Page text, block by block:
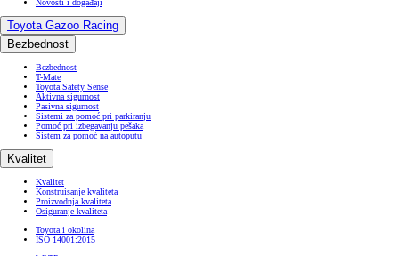
Novosti i događaji
Toyota Gazoo Racing
Bezbednost
Bezbednost
T-Mate
Toyota Safety Sense
Aktivna sigurnost
Pasivna sigurnost
Sistemi za pomoć pri parkiranju
Pomoć pri izbegavanju pešaka
Sistem za pomoć na autoputu
Kvalitet
Kvalitet
Konstruisanje kvaliteta
Proizvodnja kvaliteta
Osiguranje kvaliteta
Toyota i okolina
ISO 14001:2015